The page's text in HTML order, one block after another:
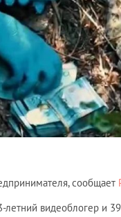
сообщает
видеоблогер и